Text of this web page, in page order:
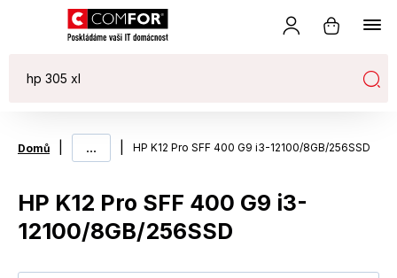
Domů ... HP K12 Pro SFF 400 G9 i3-12100/8GB/256SSD
HP K12 Pro SFF 400 G9 i3-
12100/8GB/256SSD